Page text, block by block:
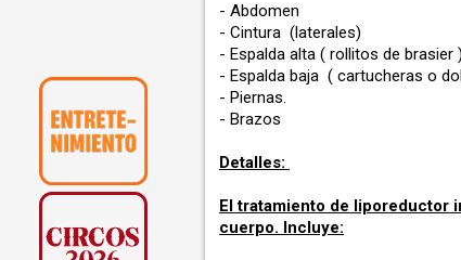
- Abdomen
- Cintura (laterales)
- Espalda alta ( rollitos de brasier )
- Espalda baja ( cartucheras o
- Piernas.
- Brazos
Detalles:
El tratamiento de liporeductor
cuerpo. Incluye: